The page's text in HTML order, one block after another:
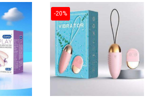
-20%